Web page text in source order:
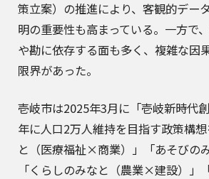
策立案）の推進により、客観的デー
明の重要性も高まっている。一方で
や勘に依存する面も多く、複雑な因
限界があった。
壱岐市は2025年3月に「壱岐新時代
年に人口2万人維持を目指す政策構
と（医療福祉×商業）」「あそびの
「くらしのみなと（農業×建設）